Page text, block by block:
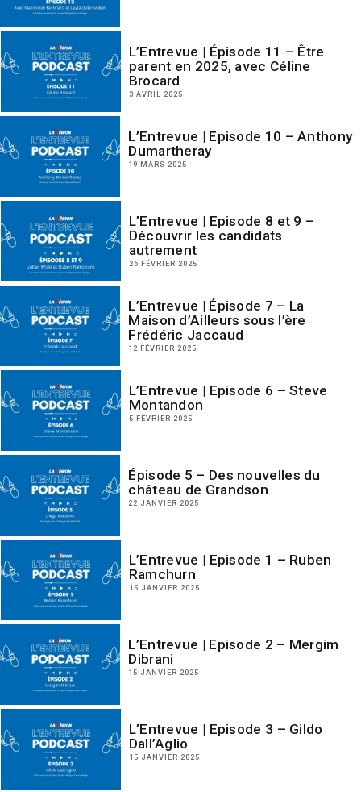
L’Entrevue | Épisode 11 – Être
parent en 2025, avec Céline
Brocard
3 AVRIL 2025
L’Entrevue | Episode 10 – Anthony
Dumartheray
19 MARS 2025
L’Entrevue | Episode 8 et 9 –
Découvrir les candidats
autrement
26 FÉVRIER 2025
L’Entrevue | Épisode 7 – La
Maison d’Ailleurs sous l’ère
Frédéric Jaccaud
12 FÉVRIER 2025
L’Entrevue | Episode 6 – Steve
Montandon
5 FÉVRIER 2025
Épisode 5 – Des nouvelles du
château de Grandson
22 JANVIER 2025
L’Entrevue | Episode 1 – Ruben
Ramchurn
15 JANVIER 2025
L’Entrevue | Episode 2 – Mergim
Dibrani
15 JANVIER 2025
L’Entrevue | Episode 3 – Gildo
Dall’Aglio
15 JANVIER 2025